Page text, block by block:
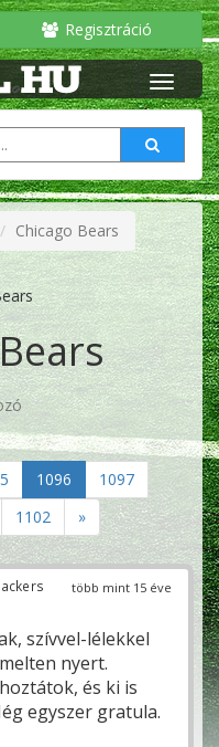
Regisztráció
Chicago Bears
1096
1097
1102 »
több mint 15 éve
szívvel-lélekkel
nyert.
és ki is
egyszer gratula.